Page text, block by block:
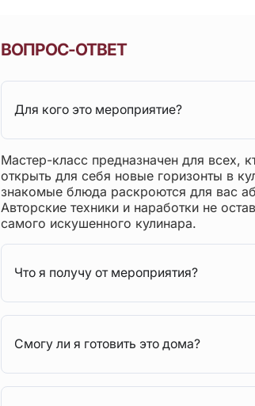
ВОПРОС-ОТВЕТ
Для кого это мероприятие?
Мастер-класс предназначен для всех,
открыть для себя новые горизонты в
знакомые блюда раскроются для вас
Авторские техники и наработки не
самого искушенного кулинара.
Что я получу от мероприятия?
Смогу ли я готовить это дома?